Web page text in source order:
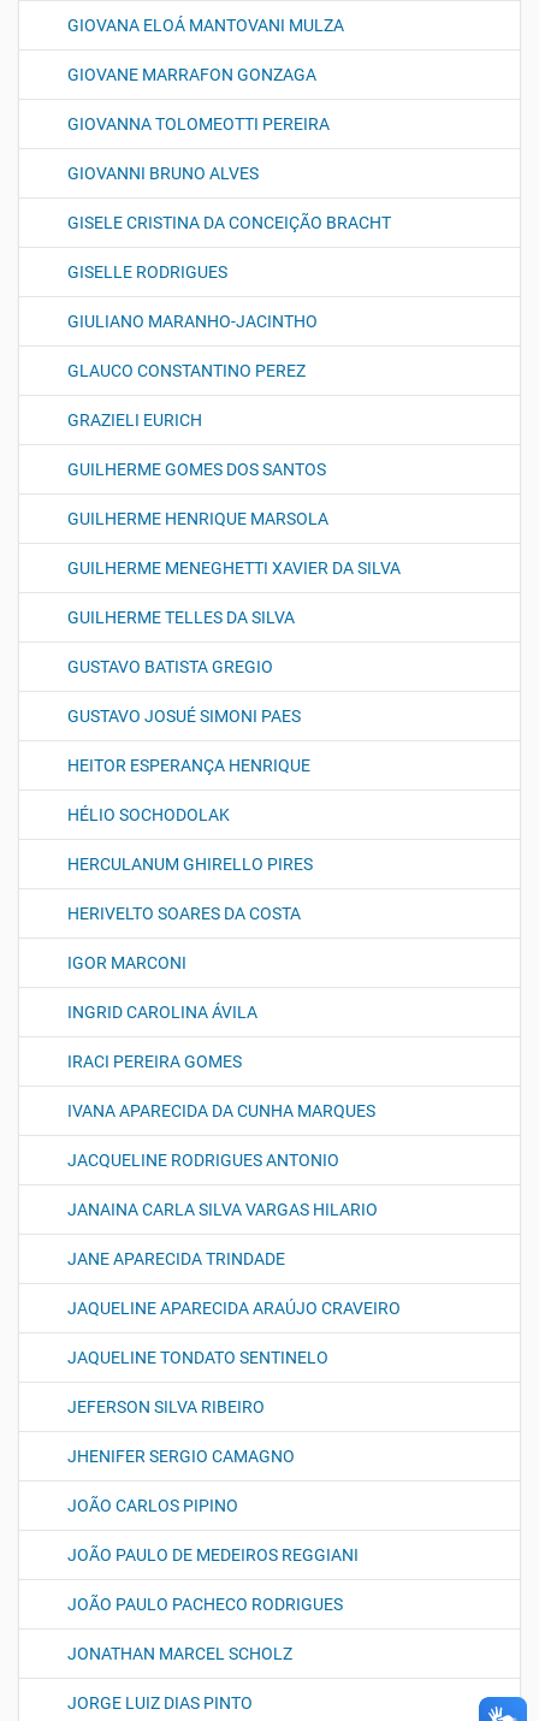
GIOVANA ELOÁ MANTOVANI MULZA
GIOVANE MARRAFON GONZAGA
GIOVANNA TOLOMEOTTI PEREIRA
GIOVANNI BRUNO ALVES
GISELE CRISTINA DA CONCEIÇÃO BRACHT
GISELLE RODRIGUES
GIULIANO MARANHO-JACINTHO
GLAUCO CONSTANTINO PEREZ
GRAZIELI EURICH
GUILHERME GOMES DOS SANTOS
GUILHERME HENRIQUE MARSOLA
GUILHERME MENEGHETTI XAVIER DA SILVA
GUILHERME TELLES DA SILVA
GUSTAVO BATISTA GREGIO
GUSTAVO JOSUÉ SIMONI PAES
HEITOR ESPERANÇA HENRIQUE
HÉLIO SOCHODOLAK
HERCULANUM GHIRELLO PIRES
HERIVELTO SOARES DA COSTA
IGOR MARCONI
INGRID CAROLINA ÁVILA
IRACI PEREIRA GOMES
IVANA APARECIDA DA CUNHA MARQUES
JACQUELINE RODRIGUES ANTONIO
JANAINA CARLA SILVA VARGAS HILARIO
JANE APARECIDA TRINDADE
JAQUELINE APARECIDA ARAÚJO CRAVEIRO
JAQUELINE TONDATO SENTINELO
JEFERSON SILVA RIBEIRO
JHENIFER SERGIO CAMAGNO
JOÃO CARLOS PIPINO
JOÃO PAULO DE MEDEIROS REGGIANI
JOÃO PAULO PACHECO RODRIGUES
JONATHAN MARCEL SCHOLZ
JORGE LUIZ DIAS PINTO